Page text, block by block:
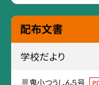
配布文書
学校だより
鬼小つうしん５号